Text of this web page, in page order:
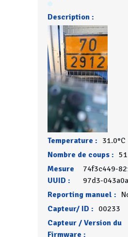
Description :
Temperature : 31.0°C
Nombre de coups : 51
Mesure
UUID :
74f3c449-
97d3-
Reporting manuel :
Capteur/ ID : 00233
Capteur / Version du
Firmware :